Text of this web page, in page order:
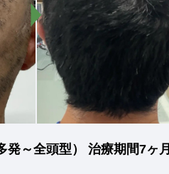
発～全頭型） 治療期間7ヶ月